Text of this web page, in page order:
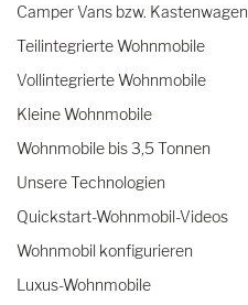
Camper Vans bzw. Kastenwagen
Teilintegrierte Wohnmobile
Vollintegrierte Wohnmobile
Kleine Wohnmobile
Wohnmobile bis 3,5 Tonnen
Unsere Technologien
Quickstart-Wohnmobil-Videos
Wohnmobil konfigurieren
Luxus-Wohnmobile